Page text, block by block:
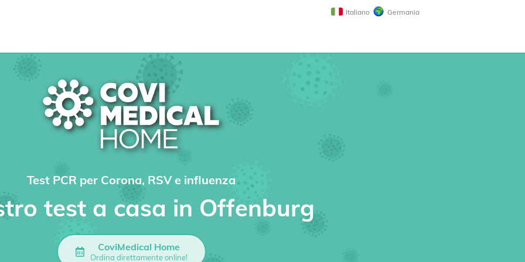
Italiano Germania
Test PCR per Corona, RSV e influenza
test a casa in Offenburg
CoviMedical Home
Ordina direttamente online!